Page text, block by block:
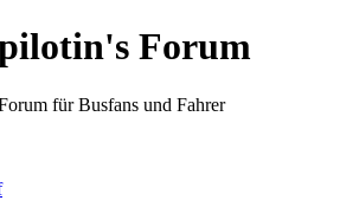
Forum
für Busfans und Fahrer